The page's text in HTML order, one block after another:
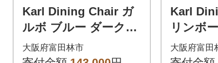
Karl Dining Chair ガ
ルボ ブルー ダークブ
ラウンフレーム【SW
OF】
大阪府富田林市
Karl
リンボ
ナチュ
【
大阪府富田